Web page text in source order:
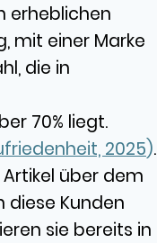
erheblichen
mit einer Marke
die in
70% liegt.
2025).
über dem
diese Kunden
sie bereits in